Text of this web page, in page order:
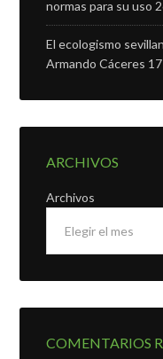
normas para su uso
El ecologismo
Armando Cáceres
ARCHIVOS
Archivos
COMENTARIOS